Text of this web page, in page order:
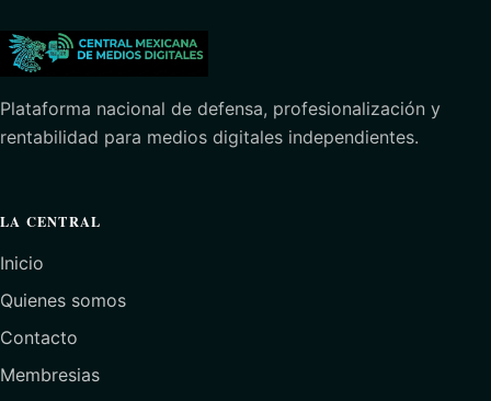
Plataforma nacional de defensa, profesionalización y
rentabilidad para medios digitales independientes.
LA CENTRAL
Inicio
Quienes somos
Contacto
Membresias